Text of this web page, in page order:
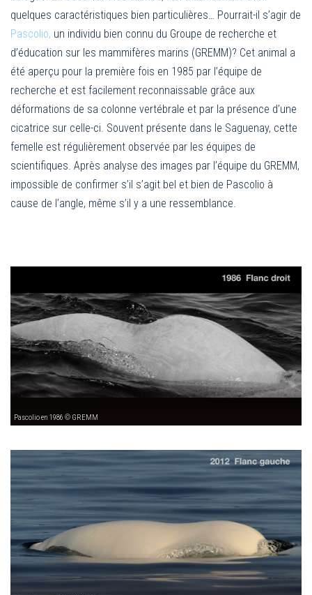
quelques caractéristiques bien particulières… Pourrait-il s’agir de
Pascolio, un individu bien connu du Groupe de recherche et
d’éducation sur les mammifères marins (GREMM)? Cet animal a
été aperçu pour la première fois en 1985 par l’équipe de
recherche et est facilement reconnaissable grâce aux
déformations de sa colonne vertébrale et par la présence d’une
cicatrice sur celle-ci. Souvent présente dans le Saguenay, cette
femelle est régulièrement observée par les équipes de
scientifiques. Après analyse des images par l’équipe du GREMM,
impossible de confirmer s’il s’agit bel et bien de Pascolio à
cause de l’angle, même s’il y a une ressemblance.
Pascolio en 1986 © GREMM